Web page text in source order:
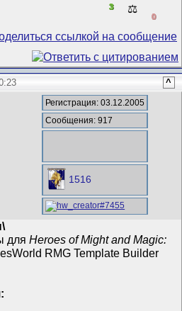
3 ⚖️
0
^
Регистрация: 03.12.2005
Сообщения: 917
1516
дляHeroes of Might and Magic:
RMG Template Builder